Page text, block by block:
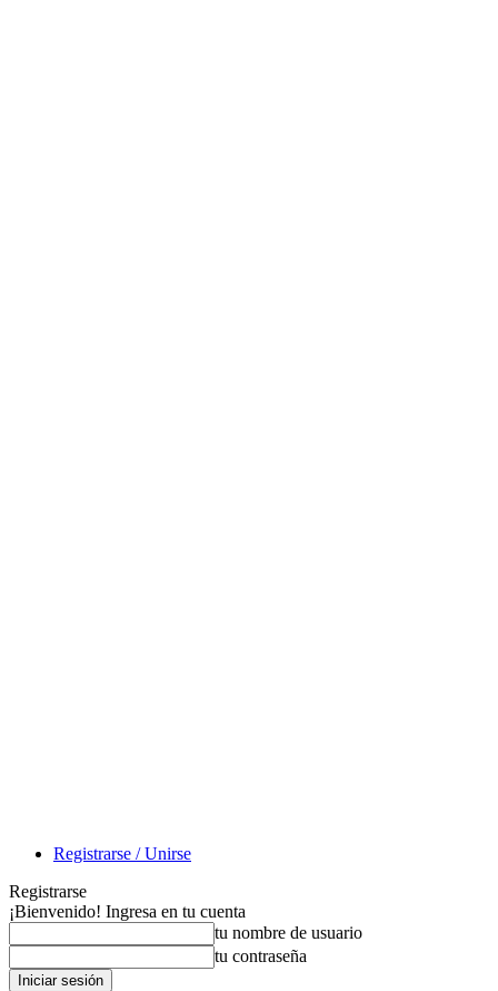
Registrarse / Unirse
Registrarse
¡Bienvenido! Ingresa en tu cuenta
tu nombre de usuario
tu contraseña